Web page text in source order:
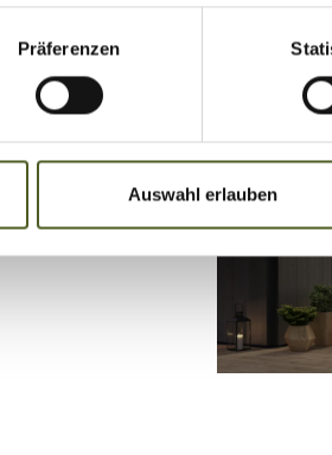
Präferenzen
Auswahl erlauben